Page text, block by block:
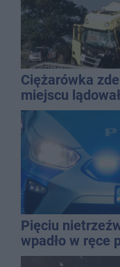
Ciężarówka
miejscu
Pięciu
wpadło w ręce
promila